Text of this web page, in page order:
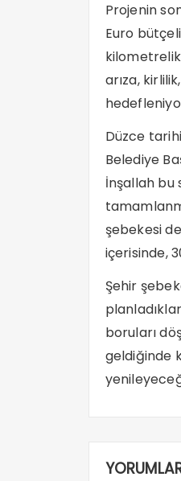
Projenin
Euro
arıza,
Düzce
Belediye
İnşallah bu
şebekesi
içerisinde,
Şehir
boruları
geldiğinde